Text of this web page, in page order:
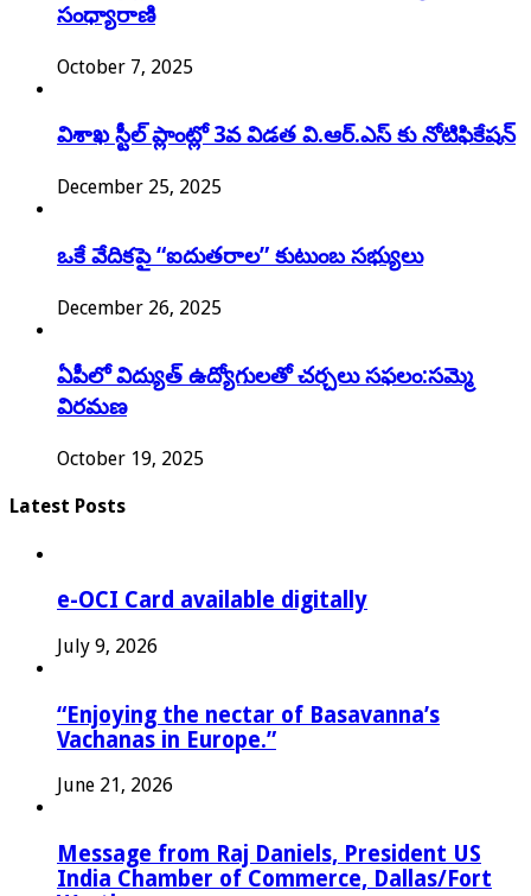
సంధ్యారాణి
October 7, 2025
విశాఖ స్టీల్ ప్లాంట్లో 3వ విడత వి.ఆర్.ఎస్ కు నోటిఫికేషన్
December 25, 2025
ఒకే వేదికపై “ఐదుతరాల” కుటుంబ సభ్యులు
December 26, 2025
ఏపీలో విద్యుత్ ఉద్యోగులతో చర్చలు సఫలం:సమ్మె
విరమణ
October 19, 2025
Latest Posts
e-OCI Card available digitally
July 9, 2026
“Enjoying the nectar of Basavanna’s
Vachanas in Europe.”
June 21, 2026
Message from Raj Daniels, President US
India Chamber of Commerce, Dallas/Fort